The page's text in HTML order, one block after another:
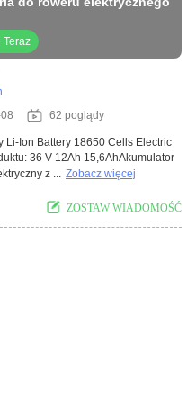
Teraz
62 poglądy
Li-Ion Battery 18650 Cells Electric
36 V 12Ah 15,6AhAkumulator
z ... Zobacz więcej
ZOSTAW WIADOMOŚĆ